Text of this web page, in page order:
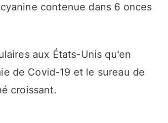
contenue dans 6 onces
aux États-Unis qu'en
de Covid-19 et le sureau de
croissant.